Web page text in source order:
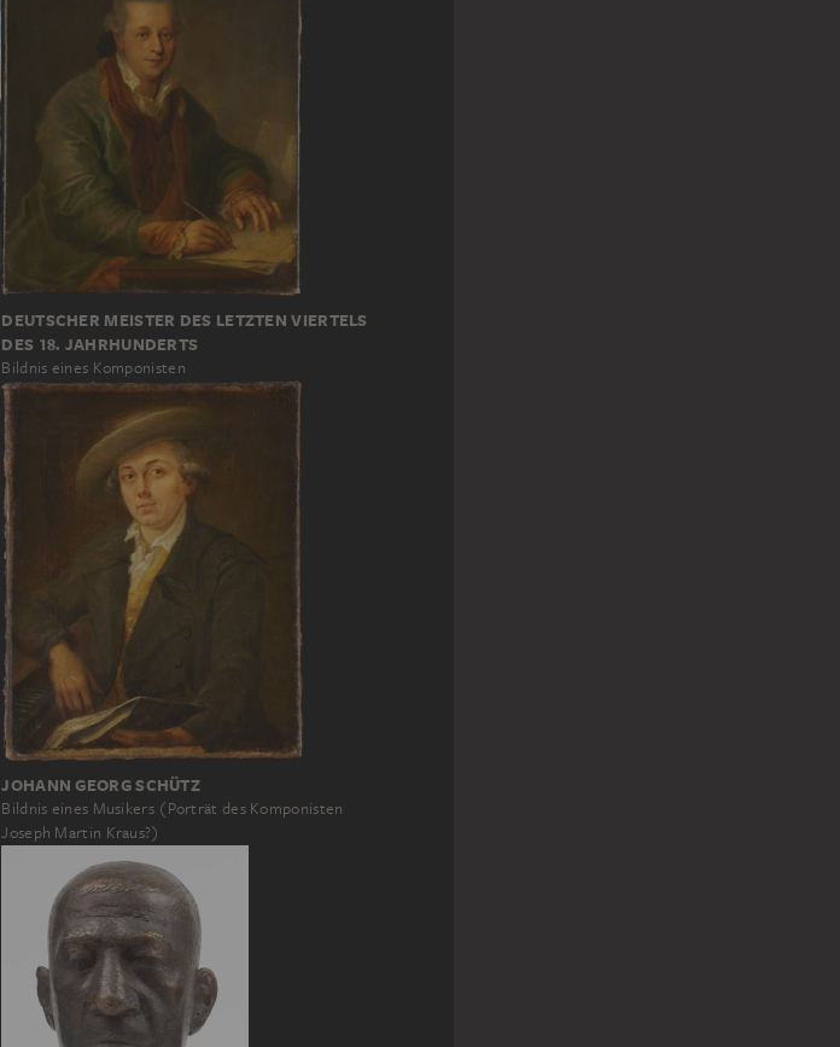
DEUTSCHER MEISTER DES LETZTEN VIERTELS
DES 18. JAHRHUNDERTS
Bildnis eines Komponisten
JOHANN GEORG SCHÜTZ
Bildnis eines Musikers (Porträt des Komponisten
Joseph Martin Kraus?)